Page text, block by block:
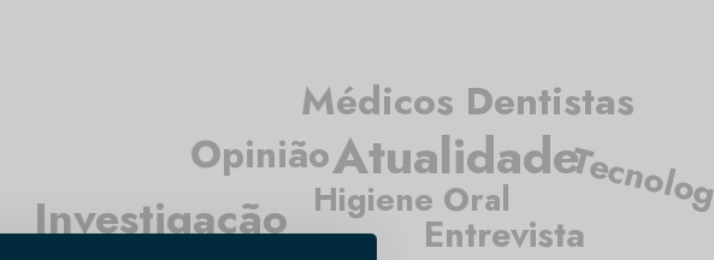
Atualidade
Médicos Dentistas
Higiene Oral
Entrevista
Opinião
Investigação